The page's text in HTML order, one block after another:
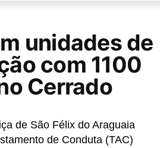
unidades de
com 1100
Cerrado
de São Félix do Araguaia
de Conduta (TAC)